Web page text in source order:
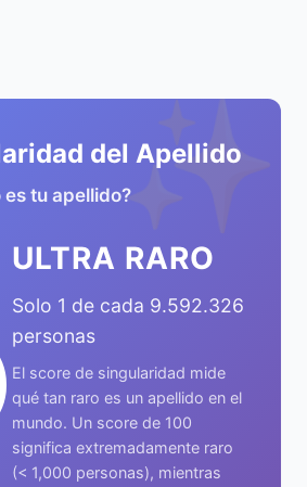
✨
del Apellido
es tu apellido?
ULTRA RARO
Solo 1 de cada 9.592.326
personas
El score de singularidad mide
qué tan raro es un apellido en el
mundo. Un score de 100
significa extremadamente raro
(< 1,000 personas), mientras